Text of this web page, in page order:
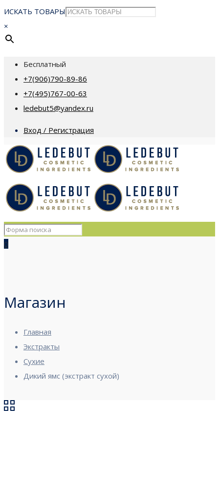
ИСКАТЬ ТОВАРЫ
×
Бесплатный
+7(906)790-89-86
+7(495)767-00-63
ledebut5@yandex.ru
Вход / Регистрация
0
Магазин
Главная
Экстракты
Сухие
Дикий ямс (экстракт сухой)